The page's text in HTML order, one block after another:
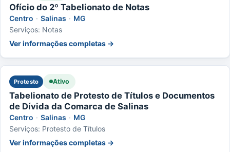
Ofício do 2º Tabelionato de Notas
Centro · Salinas · MG
Serviços: Notas
Ver informações completas →
Protesto Ativo
Tabelionato de Protesto de Títulos e Documentos
de Dívida da Comarca de Salinas
Centro · Salinas · MG
Serviços: Protesto de Títulos
Ver informações completas →